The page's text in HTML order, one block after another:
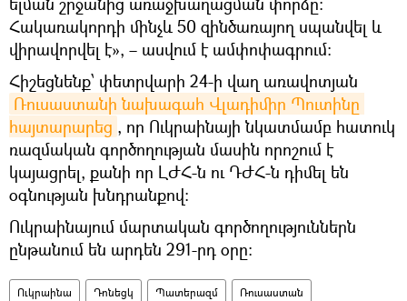
Հակառակորդի մինչև 50 զինծառայող սպանվել և
վիրավորվել է», – ասվում է ամփոփագրում։
Հիշեցնենք՝ փետրվարի 24-ի վաղ առավոտյան
Ռուսաստանի նախագահ Վլադիմիր Պուտինը
հայտարարեց , որ Ուկրաինայի նկատմամբ հատուկ
ռազմական գործողության մասին որոշում է
կայացրել, քանի որ ԼԺՀ-ն ու ԴԺՀ-ն դիմել են
օգնության խնդրանքով։
Ուկրաինայում մարտական գործողություններն
ընթանում են արդեն 291-րդ օրը։
Ուկրաինա Դոնեցկ Պատերազմ Ռուսաստան